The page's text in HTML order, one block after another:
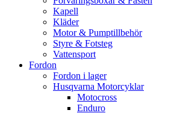
Kapell
Kläder
Motor & Pumptillbehör
Styre & Fotsteg
Vattensport
Fordon
Fordon i lager
Husqvarna Motorcyklar
Motocross
Enduro